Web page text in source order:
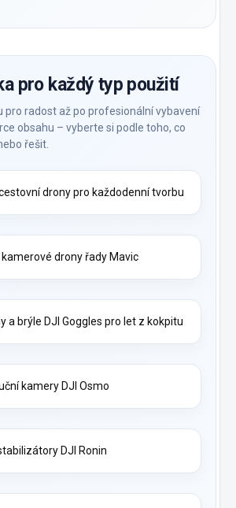
pro každý typ použití
pro radost až po profesionální vybavení
obsahu – vyberte si podle toho, co
řešit.
drony pro každodenní tvorbu
drony řady Mavic
a brýle DJI Goggles pro let z kokpitu
kamery DJI Osmo
DJI Ronin